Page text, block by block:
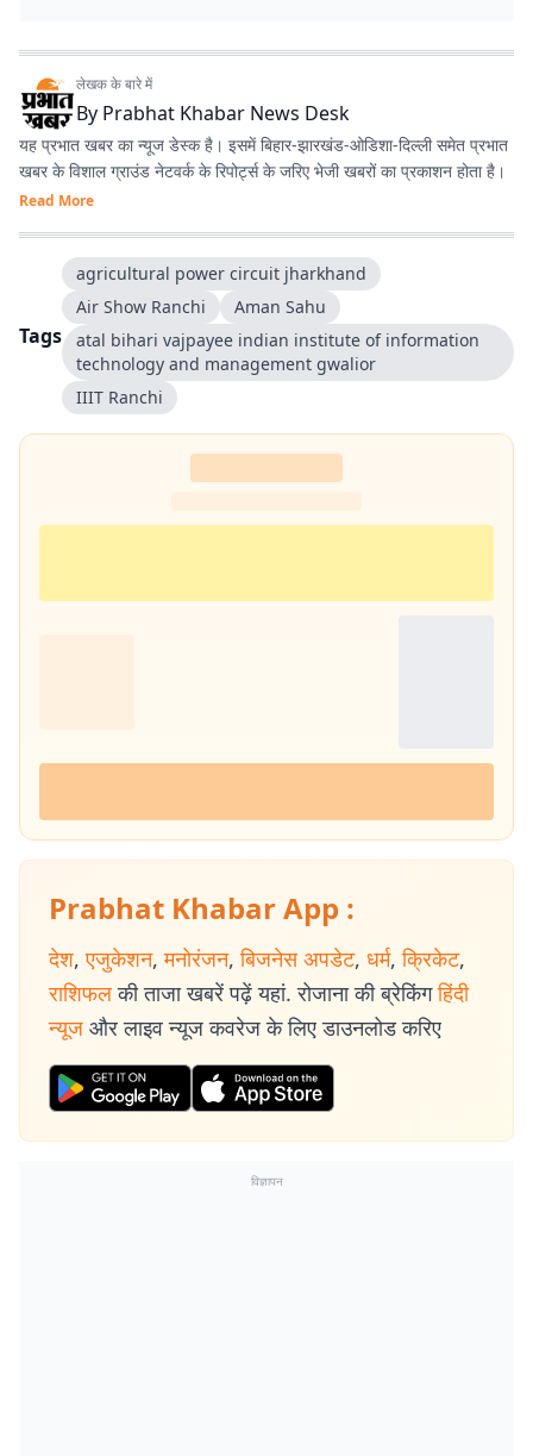
लेखक के बारे में
By Prabhat Khabar News Desk
यह प्रभात खबर का न्यूज डेस्क है। इसमें बिहार-झारखंड-ओडिशा-दिल्‍ली समेत प्रभात
खबर के विशाल ग्राउंड नेटवर्क के रिपोर्ट्स के जरिए भेजी खबरों का प्रकाशन होता है।
Read More
Tags
agricultural power circuit jharkhand
Air Show Ranchi
Aman Sahu
atal bihari vajpayee indian institute of information
technology and management gwalior
IIIT Ranchi
Prabhat Khabar App :
देश, एजुकेशन, मनोरंजन, बिजनेस अपडेट, धर्म, क्रिकेट,
राशिफल की ताजा खबरें पढ़ें यहां. रोजाना की ब्रेकिंग हिंदी
न्यूज और लाइव न्यूज कवरेज के लिए डाउनलोड करिए
विज्ञापन